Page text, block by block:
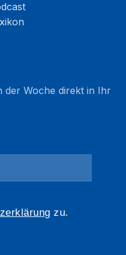
der Woche direkt in Ihr